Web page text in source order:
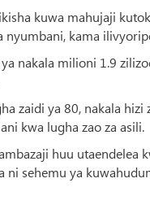
kuwa mahujaji
nyumbani, kama
nakala milioni 1.9
zaidi ya 80, nakala
kwa lugha zao za asili.
huu utaendelea
ni sehemu ya